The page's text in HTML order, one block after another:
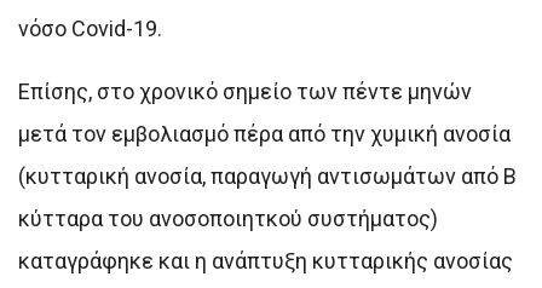
νόσο Covid-19.
Επίσης, στο χρονικό σημείο των πέντε μηνών
μετά τον εμβολιασμό πέρα από την χυμική ανοσία
(κυτταρική ανοσία, παραγωγή αντισωμάτων από Β
κύτταρα του ανοσοποιητκού συστήματος)
καταγράφηκε και η ανάπτυξη κυτταρικής ανοσίας